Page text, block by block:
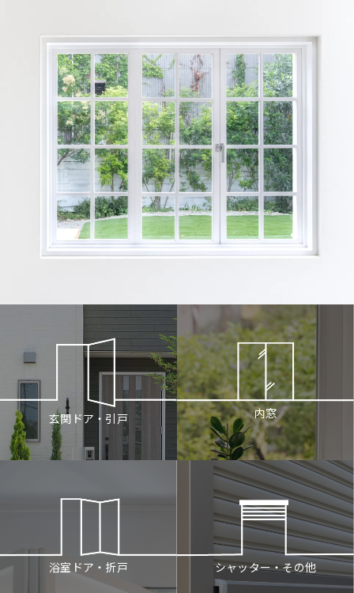
玄関ドア・引戸 内窓
浴室ドア・折戸 シャッター・その他